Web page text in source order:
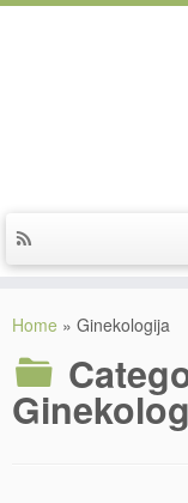
Protezavimas
Home » Ginekologija